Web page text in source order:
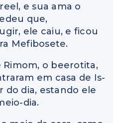
e sua ama o
que,
ele caiu, e ficou
Mefibosete.
Rimom, o beerotita,
em casa de Is-
do dia, estando ele
dia.